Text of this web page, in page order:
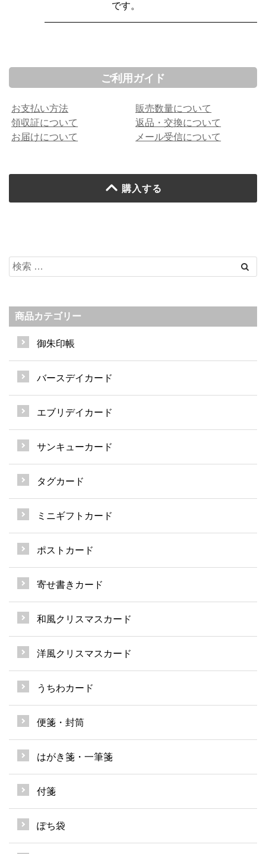
です。
ご利用ガイド
お支払い方法
領収証について
お届けについて
販売数量について
返品・交換について
メール受信について
購入する
商品カテゴリー
御朱印帳
バースデイカード
エブリデイカード
サンキューカード
タグカード
ミニギフトカード
ポストカード
寄せ書きカード
和風クリスマスカード
洋風クリスマスカード
うちわカード
便箋・封筒
はがき箋・一筆箋
付箋
ぽち袋